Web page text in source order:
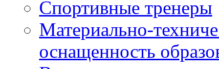
Спортивные тренеры
Материально-
оснащенность